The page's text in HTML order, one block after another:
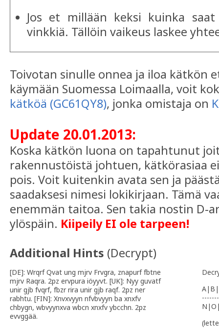
Jos et millään keksi kuinka
vinkkiä. Tällöin vaikeus laskee
Toivotan sinulle onnea ja iloa kätkön
käymään Suomessa Loimaalla, voit
kätköä (GC61QY8), jonka omistaja on
Update 20.01.2013:
Koska kätkön luona on tapahtunut
rakennustöistä johtuen, kätkörasiaa
pois. Voit kuitenkin avata sen ja
saadaksesi nimesi lokikirjaan. Tämä
enemmän taitoa. Sen takia nostin D-
ylöspäin. Kiipeily EI ole tarpeen!
Additional Hints (Decrypt)
[DE]: Wrqrf Qvat ung mjrv Frvgra, znapurf fbtne
mjrv Raqra. 2pz ervpura iöyyvt. [UK]: Nyy guvatf
unir gjb fvqrf, fbzr rira unir gjb raqf. 2pz ner
rabhtu. [FIN]: Xnvxvyyn nfvbvyyn ba xnxfv
chbygn, wbvyynxva wbcn xnxfv ybcchn. 2pz
evvggää.